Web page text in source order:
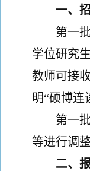
一、
第一
学位研究
教师可接
明“硕博连
第一
等进行调整
二、